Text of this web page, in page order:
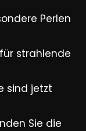
Perlen
strahlende
sind jetzt
Sie die